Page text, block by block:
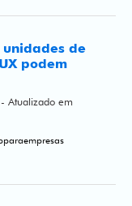
unidades de
podem
em